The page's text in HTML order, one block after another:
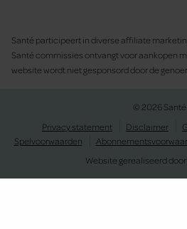
Santé participeert in diverse affiliate
Santé commissies ontvangt voor aankopen
website wordt niet gesponsord door de
© 2026 Santé
Privacy statement
Disclaimer
Spelvoorwaarden
Website gerealiseerd door